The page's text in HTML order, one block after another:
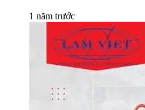
1 năm trước